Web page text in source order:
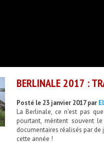
BERLINALE 2017 :
Posté le 23 janvier 2017 par
La Berlinale, ce n'est pas
pourtant, méritent souvent
documentaires réalisés par
cette année !